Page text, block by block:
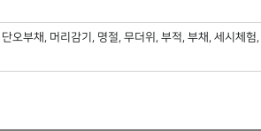
단오부채 , 머리감기 , 명절, 무더위 , 부적, 부채 , 세시체험,